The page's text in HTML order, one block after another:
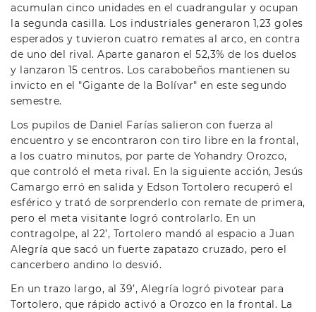
acumulan cinco unidades en el cuadrangular y ocupan
la segunda casilla. Los industriales generaron 1,23 goles
esperados y tuvieron cuatro remates al arco, en contra
de uno del rival. Aparte ganaron el 52,3% de los duelos
y lanzaron 15 centros. Los carabobeños mantienen su
invicto en el "Gigante de la Bolívar" en este segundo
semestre.
Los pupilos de Daniel Farías salieron con fuerza al
encuentro y se encontraron con tiro libre en la frontal,
a los cuatro minutos, por parte de Yohandry Orozco,
que controló el meta rival. En la siguiente acción, Jesús
Camargo erró en salida y Edson Tortolero recuperó el
esférico y trató de sorprenderlo con remate de primera,
pero el meta visitante logró controlarlo. En un
contragolpe, al 22’, Tortolero mandó al espacio a Juan
Alegría que sacó un fuerte zapatazo cruzado, pero el
cancerbero andino lo desvió.
En un trazo largo, al 39’, Alegría logró pivotear para
Tortolero, que rápido activó a Orozco en la frontal. La